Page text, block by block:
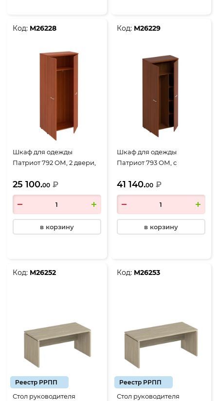
Код: М26228
Шкаф для одежды
Патриот 792 ОМ, 2 двери,
орех
25 100.00 ₽
в корзину
Код: М26229
Шкаф для одежды
Патриот 793 ОМ, с
900*460*1970, миланский
орех
41 140.00 ₽
в корзину
Код: М26252
Реестр РРПП
Стол руководителя
Код: М26253
Реестр РРПП
Стол руководителя